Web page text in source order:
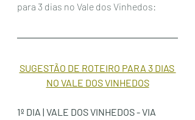
para 3 dias no Vale dos Vinhedos:
SUGESTÃO DE ROTEIRO PARA 3 DIAS
NO VALE DOS VINHEDOS
1º DIA | VALE DOS VINHEDOS - VIA